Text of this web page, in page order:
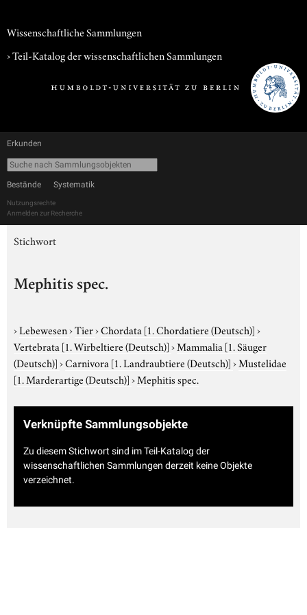
Wissenschaftliche Sammlungen
› Teil-Katalog der wissenschaftlichen Sammlungen
Erkunden
Bestände Systematik
Nutzungsrechte
Anmelden zur Recherche
Stichwort
Mephitis spec.
›Lebewesen›Tier›Chordata [1. Chordatiere (Deutsch)]›
Vertebrata [1. Wirbeltiere (Deutsch)]›Mammalia [1. Säuger
(Deutsch)]›Carnivora [1. Landraubtiere (Deutsch)]›Mustelidae
[1. Marderartige (Deutsch)]›Mephitis spec.
Verknüpfte Sammlungsobjekte
Zu diesem Stichwort sind im Teil-Katalog der
wissenschaftlichen Sammlungen derzeit keine Objekte
verzeichnet.